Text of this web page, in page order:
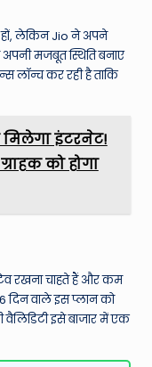
हों, लेकिन Jio ने अपने
मजबूत स्थिति बनाए
लॉन्च कर रही है ताकि
इंटरनेट!
को होगा
रखना चाहते हैं और कम
दिन वाले इस प्लान को
इसे बाजार में एक